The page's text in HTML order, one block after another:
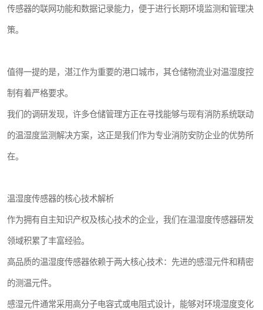
传感器的联网功能和数据记录能力，便于进行长期环境监测和管理决
策。
值得一提的是，湛江作为重要的港口城市，其仓储物流业对温湿度控
制有着严格要求。
我们的调研发现，许多仓储管理方正在寻找能够与现有消防系统联动
的温湿度监测解决方案，这正是我们作为专业消防安防企业的优势所
在。
温湿度传感器的核心技术解析
作为拥有自主知识产权及核心技术的企业，我们在温湿度传感器研发
领域积累了丰富经验。
高品质的温湿度传感器依赖于两大核心技术：先进的感湿元件和精密
的测温元件。
感湿元件通常采用高分子电容式或电阻式设计，能够对环境湿度变化